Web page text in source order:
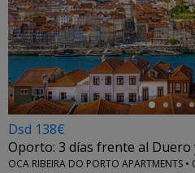
←
Dsd 138€
Oporto: 3 días frente al Duero
OCA RIBEIRA DO PORTO APARTMENTS •